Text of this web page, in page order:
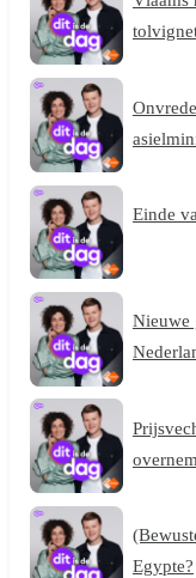
Einde
Nieuwe
Egypte?